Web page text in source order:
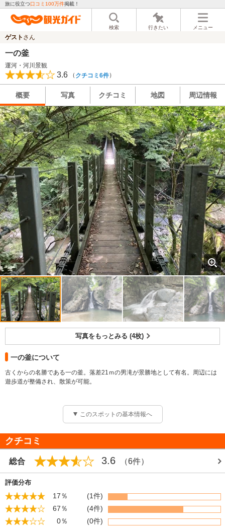
旅に役立つ口コミ100万件掲載！
検索 行きたい メニュー
ゲスト さん
一の釜
運河・河川景観
3.6 （ クチコミ6件）
概要 写真 クチコミ 地図 周辺情報
写真をもっとみる (4枚)
一の釜について
古くからの名勝である一の釜。落差21ｍの男滝が景勝地として有名。周辺には
遊歩道が整備され、散策が可能。
このスポットの基本情報へ
クチコミ
総合 3.6 （6件）
評価分布
17％
(1件)
67％
(4件)
0％
(0件)